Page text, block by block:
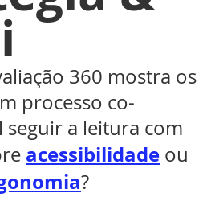
360 mostra os
processo co-
seguir a leitura com
acessibilidade ou
?